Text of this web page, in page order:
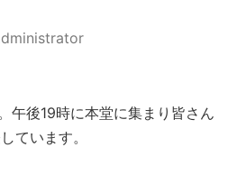
午後19時に本堂に集まり皆さん
ています。